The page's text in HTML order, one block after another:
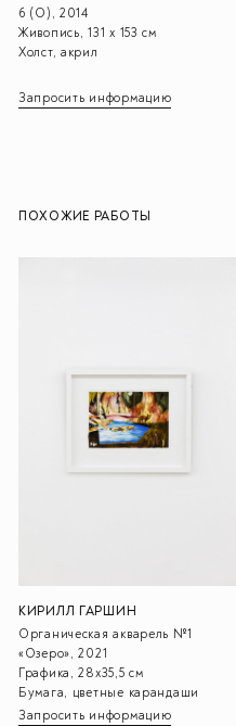
6 (О), 2014
Живопись, 131 х 153 см
Холст, акрил
Запросить информацию
ПОХОЖИЕ РАБОТЫ
КИРИЛЛ ГАРШИН
Органическая акварель №1
«Озеро», 2021
Графика, 28х35,5 см
Бумага, цветные карандаши
Запросить информацию